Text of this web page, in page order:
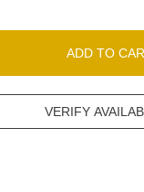
ADD TO
VERIFY